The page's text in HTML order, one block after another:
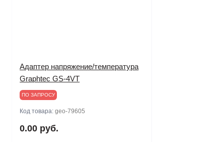
Адаптер напряжение/температура
Graphtec GS-4VT
ПО ЗАПРОСУ
Код товара:geo-79605
0.00 руб.